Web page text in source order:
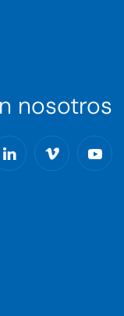
nosotros